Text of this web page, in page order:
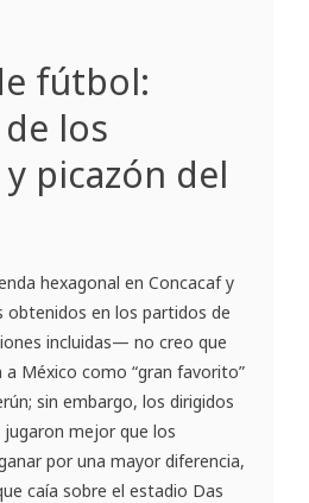
fútbol:
los
picazón del
hexagonal en Concacaf y
obtenidos en los partidos de
incluidas— no creo que
México como “gran favorito”
sin embargo, los dirigidos
jugaron mejor que los
por una mayor diferencia,
caía sobre el estadio Das